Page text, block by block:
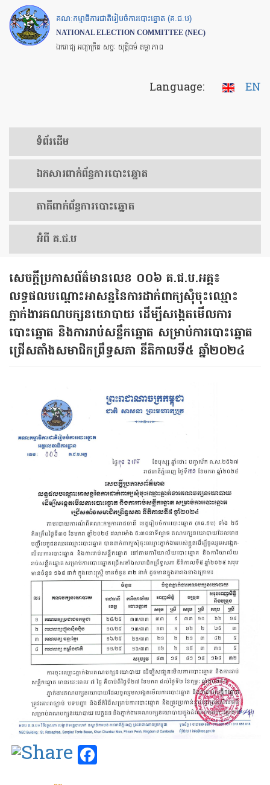
Skip
to
main
គណៈកម្មាធិការជាតិរៀបចំការបោះឆ្នោត (គ.ជ.ប)
NATIONAL ELECTION COMMITTEE (NEC)
ឯករាជ្យ អព្យាក្រឹត សច្ចៈ យុត្តិធម៌ តម្លាភាព
Language: EN
ទំព័រ​ដើម
ឯកសារ​ពាក់ព័ន្ធ​ការ​បោះឆ្នោត
​ភាគីពាក់ព័ន្ធ​​ការ​បោះឆ្នោត
អំពី គ.ជ.ប
សេចក្តីប្រកាសព័ត៌មានលេខ ០០៦ គ.ជ.ប.អគ្គ៖
លទ្ធផលបណ្ដោះអាសន្ននៃការដាក់ពាក្យសុំចុះឈ្មោះ
ភ្នាក់ងារគណបក្សនយោបាយ ដើម្បីសង្កេតមើលការ
បោះឆ្នោត និងការរាប់សន្លឹកឆ្នោត សម្រាប់ការបោះឆ្នោត
ជ្រើសតាំងសមាជិកព្រឹទ្ធសភា នីតិកាលទី៥ ឆ្នាំ២០២៤